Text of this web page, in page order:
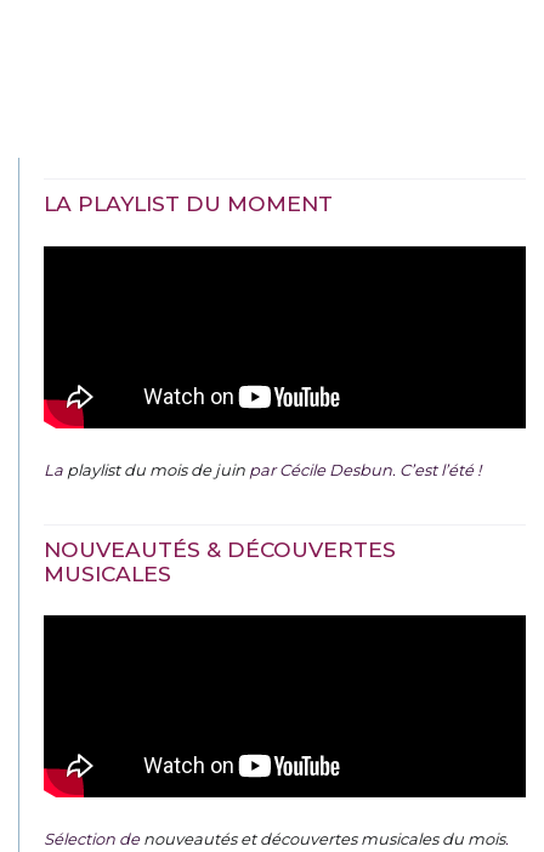
LA PLAYLIST DU MOMENT
La playlist du mois de juin par Cécile Desbun. C’est l’été !
NOUVEAUTÉS & DÉCOUVERTES
MUSICALES
Sélection denouveautés et découvertes musicales du mois.